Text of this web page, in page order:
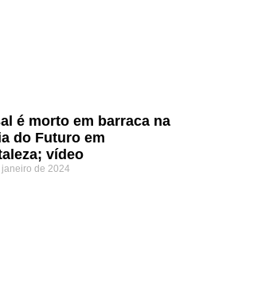
é morto em barraca na
do Futuro em
vídeo
de 2024